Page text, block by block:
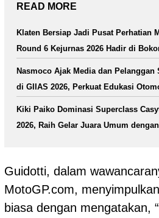
READ MORE
Klaten Bersiap Jadi Pusat Perhatian
Round 6 Kejurnas 2026 Hadir di
Nasmoco Ajak Media dan Pelanggan
di GIIAS 2026, Perkuat Edukasi
Kiki Paiko Dominasi Superclass
2026, Raih Gelar Juara Umum
Guidotti, dalam
MotoGP.com,
biasa dengan mengatakan,